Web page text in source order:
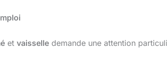
et vaisselle demande une attention